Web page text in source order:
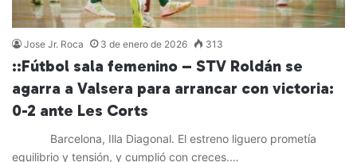
Jose Jr. Roca 3 de enero de 2026 313
::Fútbol sala femenino – STV Roldán se
agarra a Valsera para arrancar con victoria:
0-2 ante Les Corts
Barcelona, Illa Diagonal. El estreno liguero prometía
equilibrio y tensión, y cumplió con creces.…